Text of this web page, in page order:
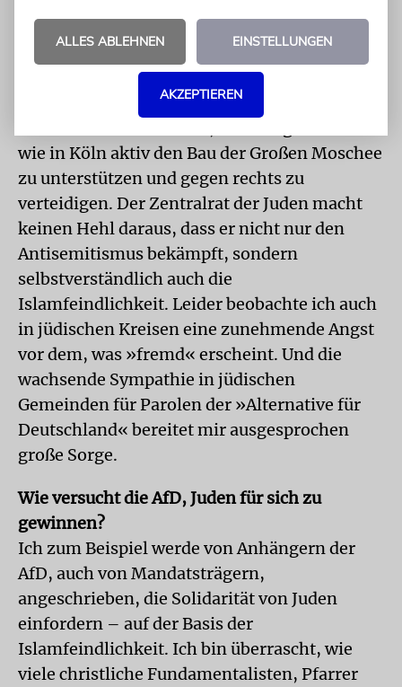
muss. Das hat er mit großem Erfolg getan,
und das hat eine ziemliche
Aufbruchsstimmung ausgelöst. Mittlerweile
sind einige jüdische Gemeinden bereit, wie
wie in Köln aktiv den Bau der Großen Moschee
zu unterstützen und gegen rechts zu
verteidigen. Der Zentralrat der Juden macht
keinen Hehl daraus, dass er nicht nur den
Antisemitismus bekämpft, sondern
selbstverständlich auch die
Islamfeindlichkeit. Leider beobachte ich auch
in jüdischen Kreisen eine zunehmende Angst
vor dem, was »fremd« erscheint. Und die
wachsende Sympathie in jüdischen
Gemeinden für Parolen der »Alternative für
Deutschland« bereitet mir ausgesprochen
große Sorge.
Wie versucht die AfD, Juden für sich zu
gewinnen?
Ich zum Beispiel werde von Anhängern der
AfD, auch von Mandatsträgern,
angeschrieben, die Solidarität von Juden
einfordern – auf der Basis der
Islamfeindlichkeit. Ich bin überrascht, wie
viele christliche Fundamentalisten, Pfarrer
ALLES ABLEHNEN EINSTELLUNGEN
AKZEPTIEREN